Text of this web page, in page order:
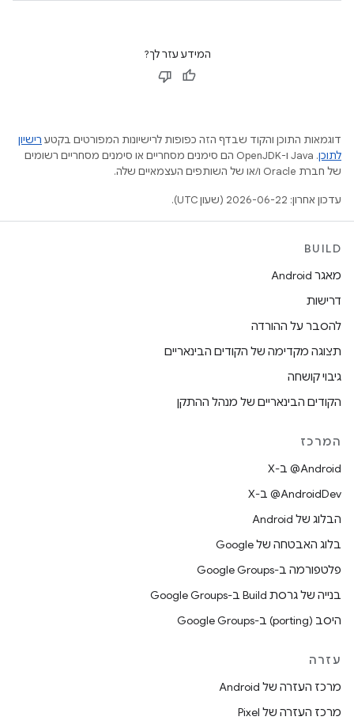
המידע עזר לך?
דוגמאות התוכן והקוד שבדף הזה כפופות לרישיונות המפורטים בקטע רישיון
לתוכן
.‏ Java ו-OpenJDK הם סימנים מסחריים או סימנים מסחריים רשומים
של חברת Oracle ו/או של השותפים העצמאיים שלה.
עדכון אחרון: 2026-06-22 (שעון UTC).
BUILD
מאגר Android
דרישות
להסבר על ההורדה
תצוגה מקדימה של הקודים הבינאריים
גיבוי קושחה
הקודים הבינאריים של מנהל ההתקן
המרכז
‫‎@Android ב-X
‫‎@AndroidDev ב-X
הבלוג של Android
בלוג האבטחה של Google
פלטפורמה ב-Google Groups
בנייה של גרסת Build ב-Google Groups
היסב (porting) ב-Google Groups
עזרה
מרכז העזרה של Android
מרכז העזרה של Pixel